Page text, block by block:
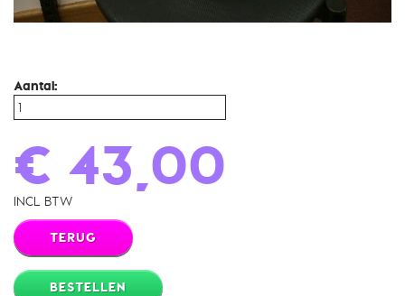
Aantal:
€ 43,00
INCL BTW
TERUG
BESTELLEN